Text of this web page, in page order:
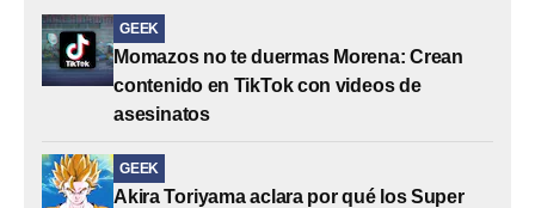
GEEK
Momazos no te duermas Morena: Crean
contenido en TikTok con videos de
asesinatos
GEEK
Akira Toriyama aclara por qué los Super